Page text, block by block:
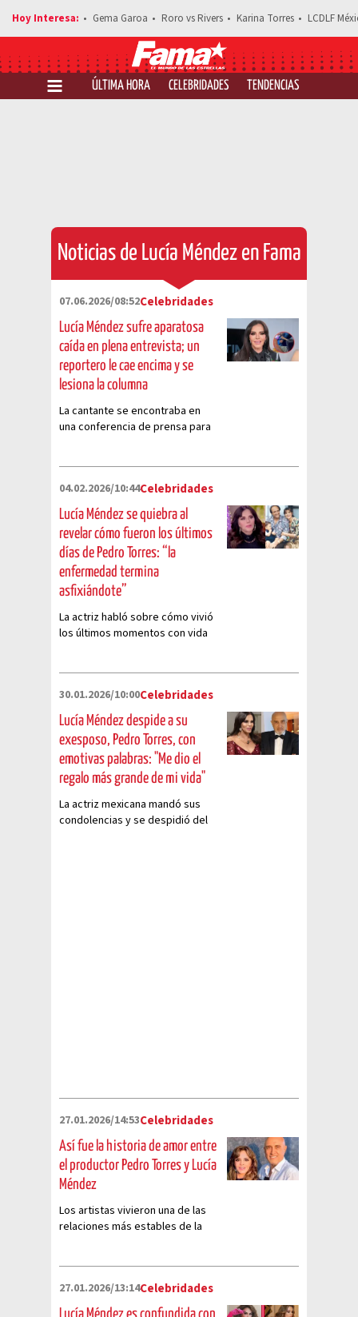
Gema Garoa Roro vs Rivers Karina Torres LCDLF
ÚLTIMA HORA CELEBRIDADES TENDENCIAS
Noticias de Lucía Méndez en Fama
07.06.2026/08:52Celebridades
Lucía Méndez sufre aparatosa
caída en plena entrevista; un
reportero le cae encima y se
lesiona la columna
La cantante se encontraba en
una conferencia de prensa para
04.02.2026/10:44Celebridades
Lucía Méndez se quiebra al
revelar cómo fueron los últimos
días de Pedro Torres: “la
enfermedad termina
asfixiándote”
La actriz habló sobre cómo vivió
los últimos momentos con vida
30.01.2026/10:00Celebridades
Lucía Méndez despide a su
exesposo, Pedro Torres, con
emotivas palabras: "Me dio el
regalo más grande de mi vida"
La actriz mexicana mandó sus
condolencias y se despidió del
27.01.2026/14:53Celebridades
Así fue la historia de amor entre
el productor Pedro Torres y Lucía
Méndez
Los artistas vivieron una de las
relaciones más estables de la
27.01.2026/13:14Celebridades